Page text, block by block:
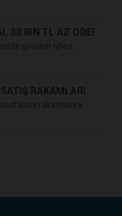
38 BİN TL AZ ÖDE!
görülen iyileş...
RAKAMLARI
satış rakamlarını ...